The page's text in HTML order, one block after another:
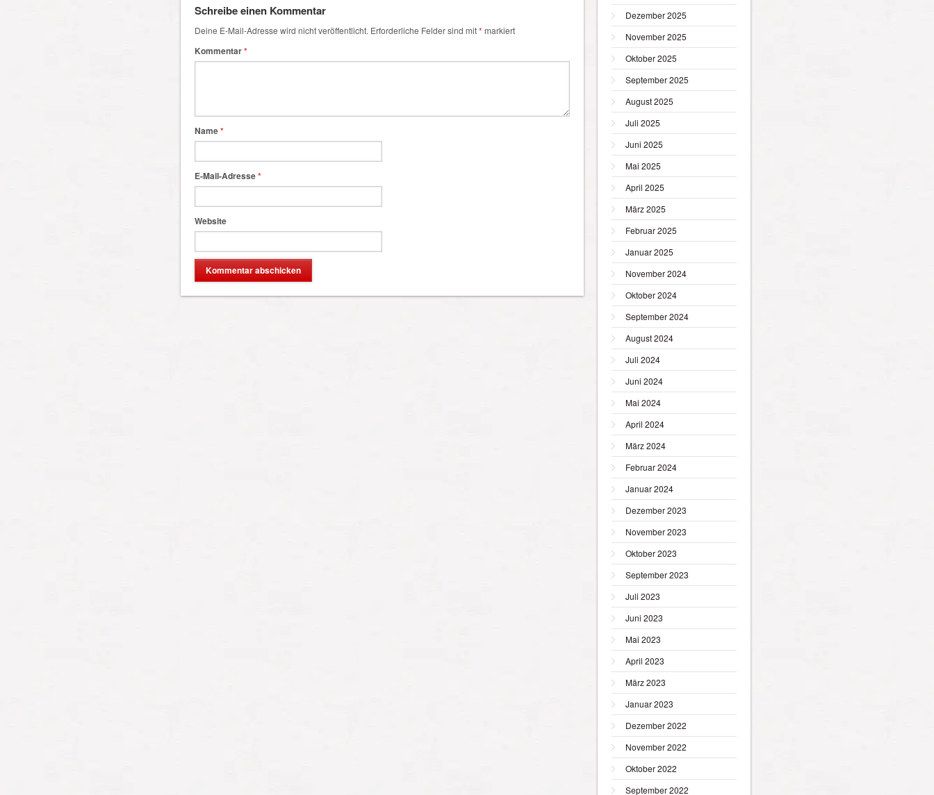
Schreibe einen Kommentar
Deine E-Mail-Adresse wird nicht veröffentlicht. Erforderliche Felder sind mit* markiert
Kommentar*
Name*
E-Mail-Adresse*
Website
Dezember 2025
November 2025
Oktober 2025
September 2025
August 2025
Juli 2025
Juni 2025
Mai 2025
April 2025
März 2025
Februar 2025
Januar 2025
November 2024
Oktober 2024
September 2024
August 2024
Juli 2024
Juni 2024
Mai 2024
April 2024
März 2024
Februar 2024
Januar 2024
Dezember 2023
November 2023
Oktober 2023
September 2023
Juli 2023
Juni 2023
Mai 2023
April 2023
März 2023
Januar 2023
Dezember 2022
November 2022
Oktober 2022
September 2022